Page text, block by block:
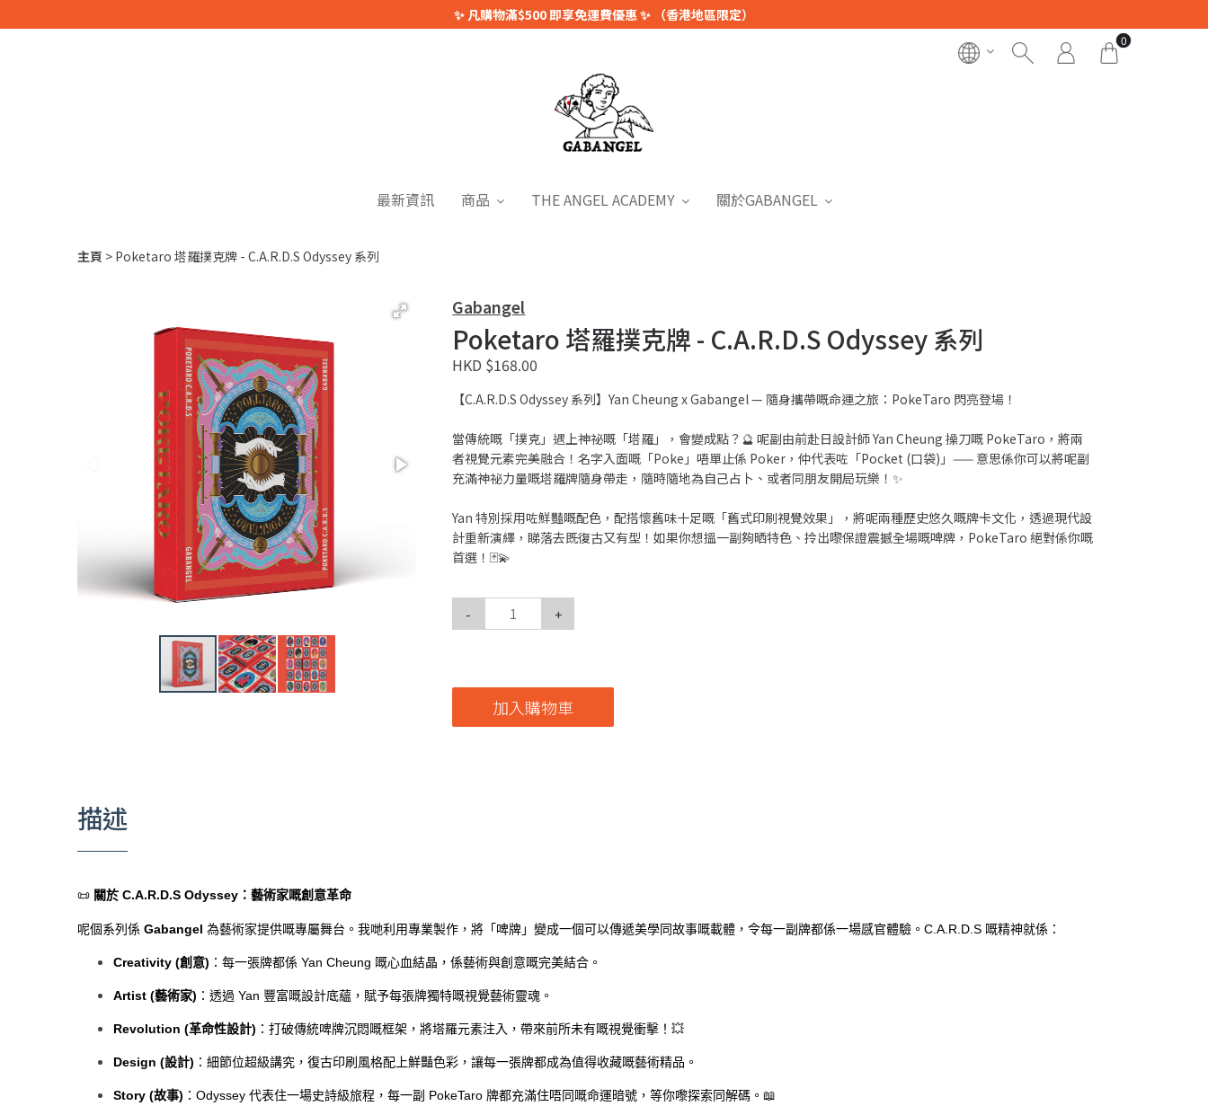
✨ 凡購物滿$500 即享免運費優惠 ✨ （香港地區限定）
0
最新資訊 商品 THE ANGEL ACADEMY 關於GABANGEL
主頁 Poketaro 塔羅撲克牌 - C.A.R.D.S Odyssey 系列
Gabangel
Poketaro 塔羅撲克牌 - C.A.R.D.S Odyssey 系列
HKD $168.00
【C.A.R.D.S Odyssey 系列】Yan Cheung x Gabangel — 隨身攜帶嘅命運之旅：PokeTaro 閃亮登場！
當傳統嘅「撲克」遇上神祕嘅「塔羅」，會變成點？🔮 呢副由前赴日設計師 Yan Cheung 操刀嘅 PokeTaro，將兩
者視覺元素完美融合！名字入面嘅「Poke」唔單止係 Poker，仲代表咗「Pocket (口袋)」—— 意思係你可以將呢副
充滿神祕力量嘅塔羅牌隨身帶走，隨時隨地為自己占卜、或者同朋友開局玩樂！✨
Yan 特別採用咗鮮豔嘅配色，配搭懷舊味十足嘅「舊式印刷視覺效果」，將呢兩種歷史悠久嘅牌卡文化，透過現代設
計重新演繹，睇落去既復古又有型！如果你想搵一副夠晒特色、拎出嚟保證震撼全場嘅啤牌，PokeTaro 絕對係你嘅
首選！🃏💫
- +
加入購物車
描述
📜 關於 C.A.R.D.S Odyssey：藝術家嘅創意革命
呢個系列係 Gabangel 為藝術家提供嘅專屬舞台。我哋利用專業製作，將「啤牌」變成一個可以傳遞美學同故事嘅載體，令每一副牌都係一場感官體驗。C.A.R.D.S 嘅精神就係：
Creativity (創意) ：每一張牌都係 Yan Cheung 嘅心血結晶，係藝術與創意嘅完美結合。
Artist (藝術家) ：透過 Yan 豐富嘅設計底蘊，賦予每張牌獨特嘅視覺藝術靈魂。
Revolution (革命性設計) ：打破傳統啤牌沉悶嘅框架，將塔羅元素注入，帶來前所未有嘅視覺衝擊！💥
Design (設計) ：細節位超級講究，復古印刷風格配上鮮豔色彩，讓每一張牌都成為值得收藏嘅藝術精品。
Story (故事) ：Odyssey 代表住一場史詩級旅程，每一副 PokeTaro 牌都充滿住唔同嘅命運暗號，等你嚟探索同解碼。📖